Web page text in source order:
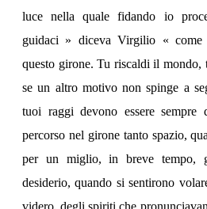
luce nella quale fidando io
guidaci » diceva Virgilio « come
questo girone. Tu riscaldi il mondo,
se un altro motivo non spinge a
tuoi raggi devono essere sempre
percorso nel girone tanto spazio,
per un miglio, in breve tempo,
desiderio, quando si sentirono
videro, degli spiriti che